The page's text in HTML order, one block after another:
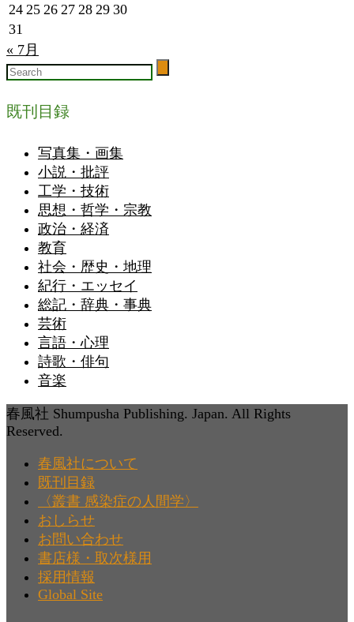
24 25 26 27 28 29 30
31
« 7月
既刊目録
写真集・画集
小説・批評
工学・技術
思想・哲学・宗教
政治・経済
教育
社会・歴史・地理
紀行・エッセイ
総記・辞典・事典
芸術
言語・心理
詩歌・俳句
音楽
春風社 Shumpusha Publishing. Japan. All Rights
Reserved.
春風社について
既刊目録
〈叢書 感染症の人間学〉
おしらせ
お問い合わせ
書店様・取次様用
採用情報
Global Site